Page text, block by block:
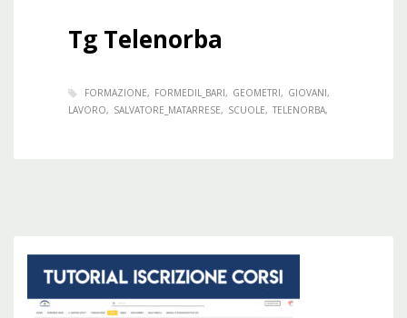
Tg Telenorba
FORMAZIONE FORMEDIL_BARI GEOMETRI
GIOVANI
LAVORO
SALVATORE_MATARRESE SCUOLE TELENORBA